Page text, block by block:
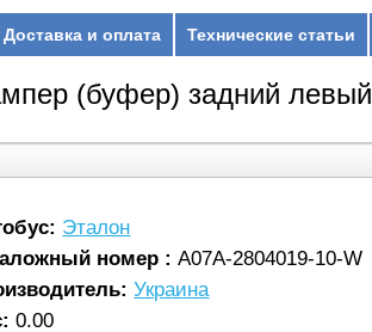
Доставка и оплата Технические статьи
(буфер) задний
Эталон
номер :А07А-2804019-10-W
Украина
0.00